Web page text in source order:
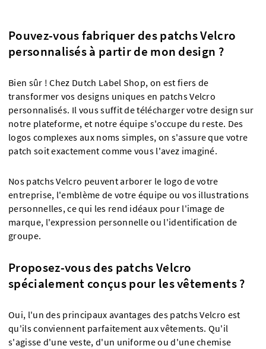
Pouvez-vous fabriquer des patchs Velcro
personnalisés à partir de mon design ?
Bien sûr ! Chez Dutch Label Shop, on est fiers de
transformer vos designs uniques en patchs Velcro
personnalisés. Il vous suffit de télécharger votre design sur
notre plateforme, et notre équipe s'occupe du reste. Des
logos complexes aux noms simples, on s'assure que votre
patch soit exactement comme vous l'avez imaginé.
Nos patchs Velcro peuvent arborer le logo de votre
entreprise, l'emblème de votre équipe ou vos illustrations
personnelles, ce qui les rend idéaux pour l'image de
marque, l'expression personnelle ou l'identification de
groupe.
Proposez-vous des patchs Velcro
spécialement conçus pour les vêtements ?
Oui, l'un des principaux avantages des patchs Velcro est
qu'ils conviennent parfaitement aux vêtements. Qu'il
s'agisse d'une veste, d'un uniforme ou d'une chemise